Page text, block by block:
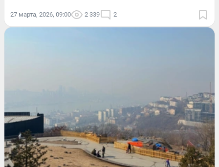
27 марта, 2026, 09:00 2 339 2